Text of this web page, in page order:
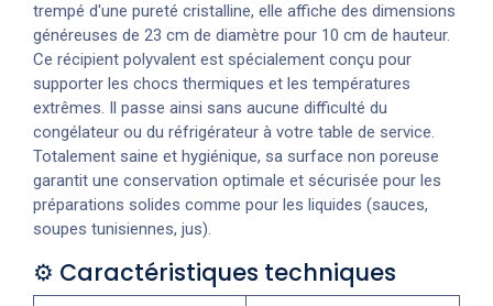
trempé d'une pureté cristalline, elle affiche des dimensions
généreuses de 23 cm de diamètre pour 10 cm de hauteur.
Ce récipient polyvalent est spécialement conçu pour
supporter les chocs thermiques et les températures
extrêmes. Il passe ainsi sans aucune difficulté du
congélateur ou du réfrigérateur à votre table de service.
Totalement saine et hygiénique, sa surface non poreuse
garantit une conservation optimale et sécurisée pour les
préparations solides comme pour les liquides (sauces,
soupes tunisiennes, jus).
⚙️ Caractéristiques techniques